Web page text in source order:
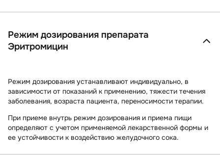
Режим дозирования препарата
Эритромицин
Режим дозирования устанавливают индивидуально, в
зависимости от показаний к применению, тяжести течения
заболевания, возраста пациента, переносимости терапии.
При приеме внутрь режим дозирования и приема пищи
определяют с учетом применяемой лекарственной формы и
ее устойчивости к воздействию желудочного сока.